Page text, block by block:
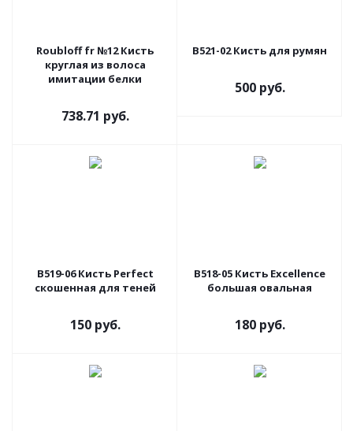
Roubloff fr №12 Кисть
круглая из волоса
имитации белки
738.71 руб.
В521-02 Кисть для румян
500 руб.
В519-06 Кисть Perfect
скошенная для теней
150 руб.
В518-05 Кисть Excellence
большая овальная
180 руб.